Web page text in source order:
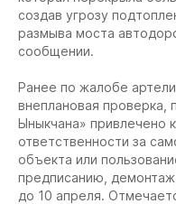
создав угрозу
размыва моста
сообщении.
Ранее по жалобе
внеплановая проверка,
Ыныкчана» привлечено
ответственности за
объекта или
предписанию,
до 10 апреля.